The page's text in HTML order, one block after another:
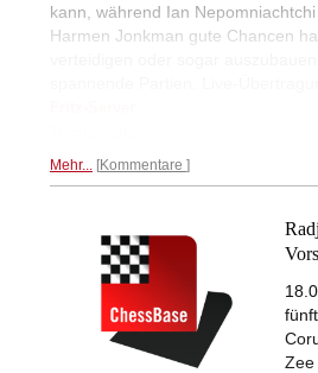
kann, während Ian
Harmen Jonkman gute Chancen
Mehr... Kommentare
Zee